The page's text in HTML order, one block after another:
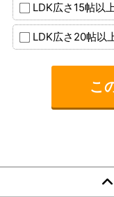
LDK広さ15帖以
LDK広さ20帖以